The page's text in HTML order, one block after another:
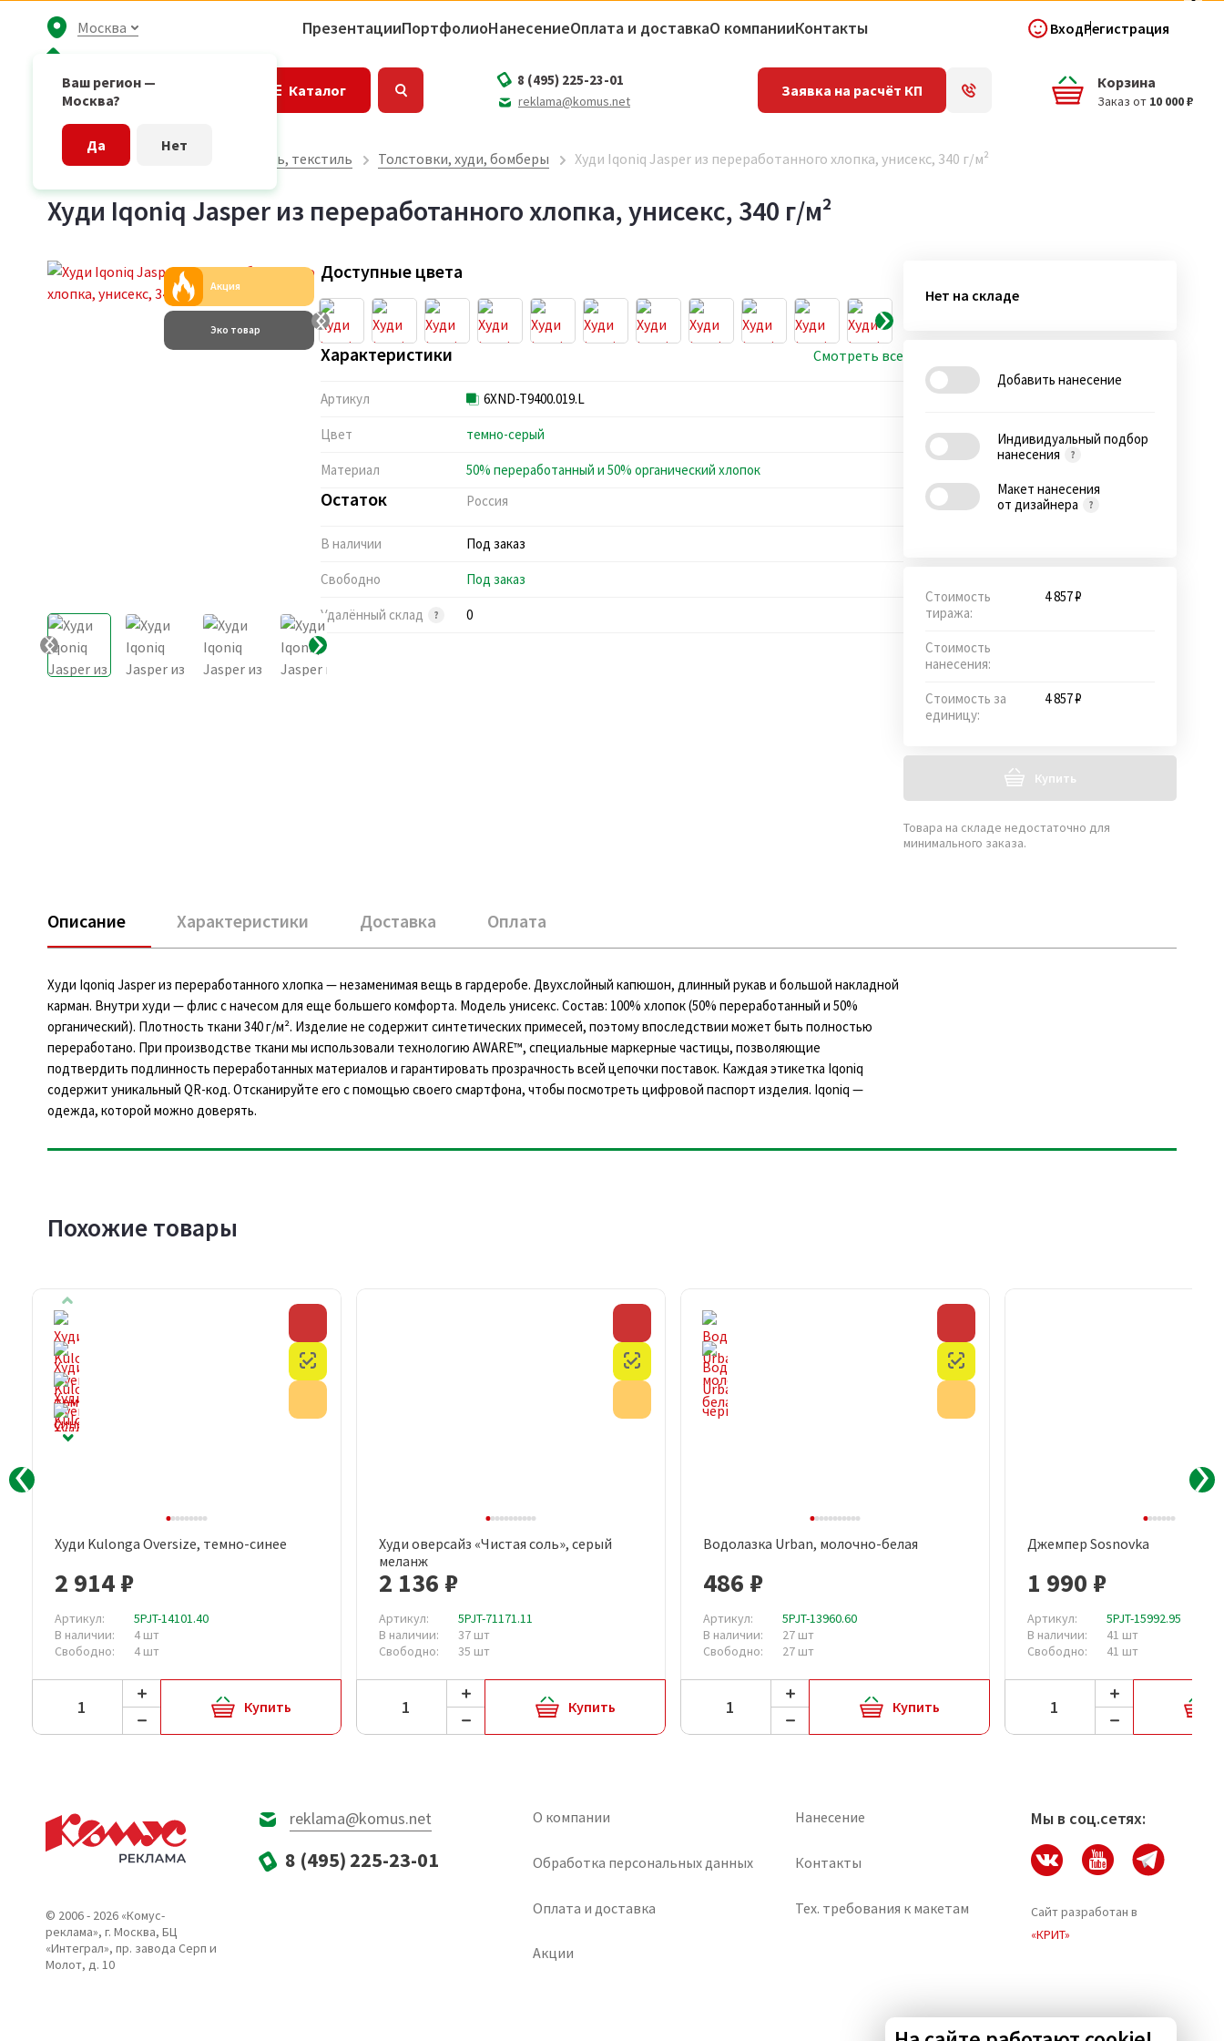
Москва
Ваш регион —
Москва?
Да Нет
ПрезентацииПортфолиоНанесениеОплата и доставкаО компанииКонтакты ВходРегистрация
Каталог Корзина
Заказ от 10 000 ₽
8 (495) 225-23-01
reklama@komus.net
Заявка на расчёт КП
Главная страница Одежда, обувь, текстиль Толстовки, худи, бомберы Худи Iqoniq Jasper из переработанного хлопка, унисекс, 340 г/м²
Худи Iqoniq Jasper из переработанного хлопка, унисекс, 340 г/м²
Акция
Эко товар
Доступные цвета
Характеристики Смотреть все
Артикул 6XND-T9400.019.L
Цвет темно-серый
Материал 50% переработанный и 50% органический хлопок
Остаток Россия
В наличии Под заказ
Свободно Под заказ
Удалённый склад 0
Нет на складе
Добавить нанесение
Индивидуальный подбор
нанесения
Макет нанесения
от дизайнера
Стоимость
тиража:
4 857 ₽
Стоимость
нанесения:
Стоимость за
единицу:
4 857 ₽
Купить
Товара на складе недостаточно для
минимального заказа.
Описание Характеристики Доставка Оплата
Худи Iqoniq Jasper из переработанного хлопка — незаменимая вещь в гардеробе. Двухслойный капюшон, длинный рукав и большой накладной
карман. Внутри худи — флис с начесом для еще большего комфорта. Модель унисекс. Состав: 100% хлопок (50% переработанный и 50%
органический). Плотность ткани 340 г/м². Изделие не содержит синтетических примесей, поэтому впоследствии может быть полностью
переработано. При производстве ткани мы использовали технологию AWARE™, специальные маркерные частицы, позволяющие
подтвердить подлинность переработанных материалов и гарантировать прозрачность всей цепочки поставок. Каждая этикетка Iqoniq
содержит уникальный QR-код. Отсканируйте его с помощью своего смартфона, чтобы посмотреть цифровой паспорт изделия. Iqoniq —
одежда, которой можно доверять.
Похожие товары
Честный знак
Быстрый просмотр
Худи Kulonga Oversize, темно-синее
2 914 ₽
Артикул:
5PJT-14101.40
В наличии:
4 шт
Свободно:
4 шт
Купить
Честный знак
Быстрый просмотр
Худи оверсайз «Чистая соль», серый
меланж
2 136 ₽
Артикул:
5PJT-71171.11
В наличии:
37 шт
Свободно:
35 шт
Купить
Быстрый просмотр
Водолазка Urban, молочно-белая
486 ₽
Артикул:
5PJT-13960.60
В наличии:
27 шт
Свободно:
27 шт
Купить
Быстрый просмотр
Джемпер Sosnovka
1 990 ₽
Артикул:
5PJT-15992.95
В наличии:
41 шт
Свободно:
41 шт
© 2006 - 2026 «Комус-
реклама», г. Москва, БЦ
«Интеграл», пр. завода Серп и
Молот, д. 10
reklama@komus.net
8 (495) 225-23-01
О компании Нанесение
Обработка персональных данных Контакты
Оплата и доставка Тех. требования к макетам
Акции
Мы в соц.сетях:
Сайт разработан в
«КРИТ»